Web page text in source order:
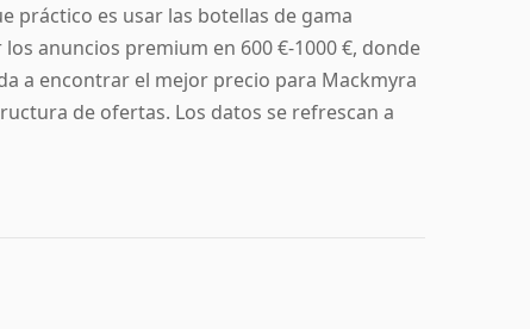
práctico es usar las botellas de gama
anuncios premium en 600 €-1000 €, donde
a encontrar el mejor precio para Mackmyra
de ofertas. Los datos se refrescan a